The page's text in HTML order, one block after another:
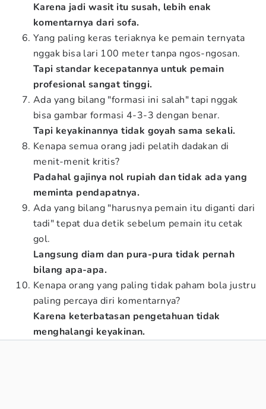
Karena jadi wasit itu susah, lebih enak
komentarnya dari sofa.
Yang paling keras teriaknya ke pemain ternyata
nggak bisa lari 100 meter tanpa ngos-ngosan.
Tapi standar kecepatannya untuk pemain
profesional sangat tinggi.
Ada yang bilang "formasi ini salah" tapi nggak
bisa gambar formasi 4-3-3 dengan benar.
Tapi keyakinannya tidak goyah sama sekali.
Kenapa semua orang jadi pelatih dadakan di
menit-menit kritis?
Padahal gajinya nol rupiah dan tidak ada yang
meminta pendapatnya.
Ada yang bilang "harusnya pemain itu diganti dari
tadi" tepat dua detik sebelum pemain itu cetak
gol.
Langsung diam dan pura-pura tidak pernah
bilang apa-apa.
Kenapa orang yang paling tidak paham bola justru
paling percaya diri komentarnya?
Karena keterbatasan pengetahuan tidak
menghalangi keyakinan.